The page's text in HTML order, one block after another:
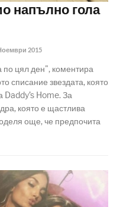
напълно гола
2015
по цял ден", коментира
списание звездата, която
Home. За
която е щастлива
още, че предпочита